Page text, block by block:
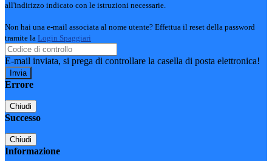
all'indirizzo indicato con le istruzioni necessarie.
Non hai una e-mail associata al nome utente? Effettua il reset della password
tramite la Login Spaggiari
E-mail inviata, si prega di controllare la casella di posta elettronica!
Errore
Chiudi
Successo
Chiudi
Informazione